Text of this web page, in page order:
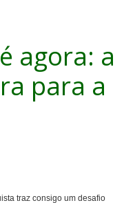
agora: a
para a
traz consigo um desafio